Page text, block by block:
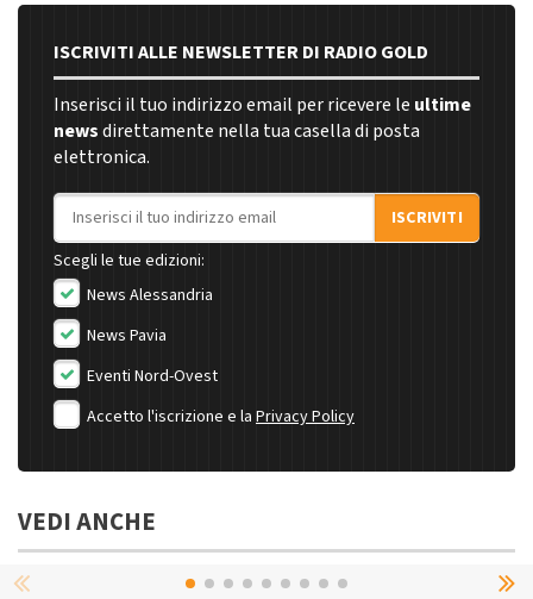
ISCRIVITI ALLE NEWSLETTER DI RADIO GOLD
Inserisci il tuo indirizzo email per ricevere le ultime
newsdirettamente nella tua casella di posta
elettronica.
Indirizzo email
ISCRIVITI
Scegli le tue edizioni:
News Alessandria
News Pavia
Eventi Nord-Ovest
Accetto l'iscrizione e la Privacy Policy
VEDI ANCHE